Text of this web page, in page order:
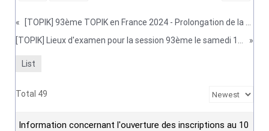
«
»
List
Total 49
Information concernant l'ouverture des inscriptions au 10